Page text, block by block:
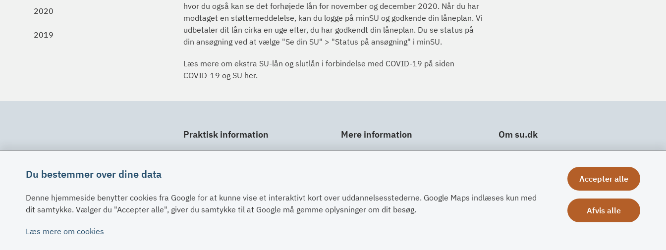
2020
2019
hvor du også kan se det forhøjede lån for november og december 2020. Når du har
modtaget en støttemeddelelse, kan du logge på minSU og godkende din låneplan. Vi
udbetaler dit lån cirka en uge efter, du har godkendt din låneplan. Du se status på
din ansøgning ved at vælge "Se din SU" > "Status på ansøgning" i minSU.
Læs mere om ekstra SU-lån og slutlån i forbindelse med COVID-19 på siden
COVID-19 og SU her.
Praktisk information
Dit ansvar
Digital Post
Oplysninger om dig
Mere information
Links
Kontakt
Paragraffer
Om su.dk
Tilgængelighedserklæring
Du bestemmer over dine data
Denne hjemmeside benytter cookies fra Google for at kunne vise et interaktivt kort over uddannelsesstederne. Google Maps indlæses kun med
dit samtykke. Vælger du "Accepter alle", giver du samtykke til at Google må gemme oplysninger om dit besøg.
Læs mere om cookies
Accepter alle
Afvis alle